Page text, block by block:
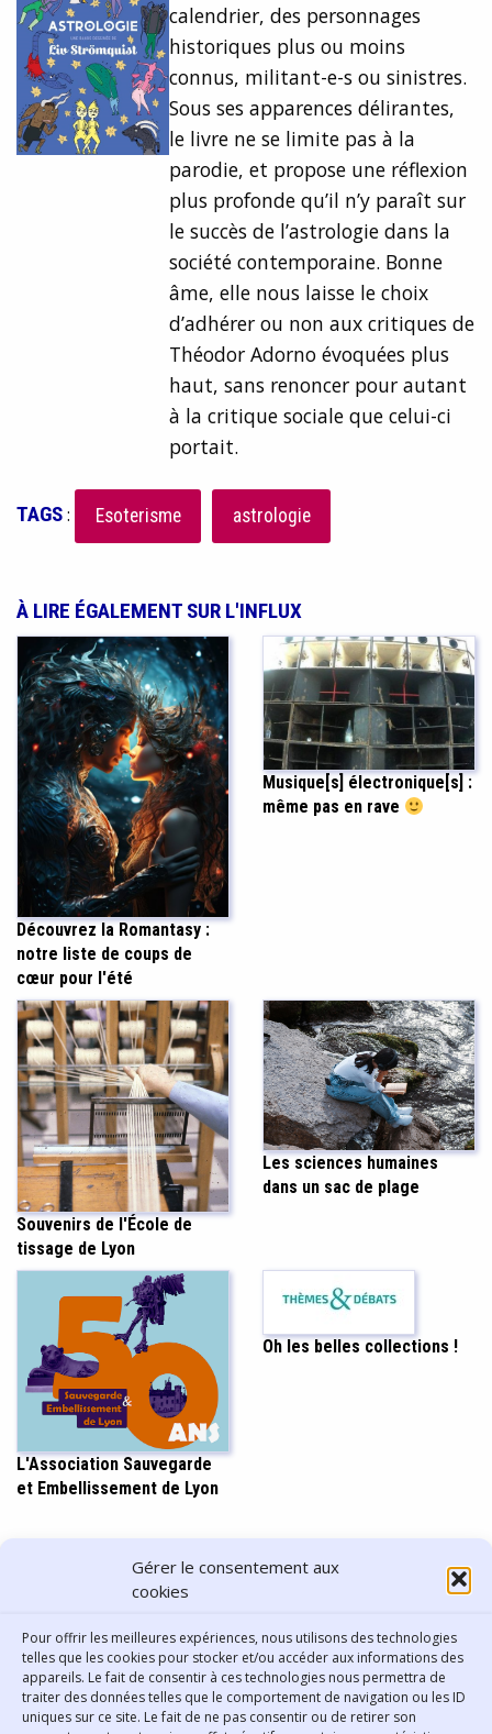
Gérer le consentement aux
cookies
Pour offrir les meilleures expériences, nous utilisons des technologies
telles que les cookies pour stocker et/ou accéder aux informations des
appareils. Le fait de consentir à ces technologies nous permettra de
traiter des données telles que le comportement de navigation ou les ID
uniques sur ce site. Le fait de ne pas consentir ou de retirer son
calendrier, des personnages
historiques plus ou moins
connus, militant-e-s ou sinistres.
Sous ses apparences délirantes,
le livre ne se limite pas à la
parodie, et propose une réflexion
plus profonde qu’il n’y paraît sur
le succès de l’astrologie dans la
société contemporaine. Bonne
âme, elle nous laisse le choix
d’adhérer ou non aux critiques de
Théodor Adorno évoquées plus
haut, sans renoncer pour autant
à la critique sociale que celui-ci
portait.
TAGS: Esoterisme astrologie
À LIRE ÉGALEMENT SUR L'INFLUX
Découvrez la Romantasy :
notre liste de coups de
cœur pour l'été
Musique[s] électronique[s] :
même pas en rave
Souvenirs de l'École de
tissage de Lyon
Les sciences humaines
dans un sac de plage
L'Association Sauvegarde
et Embellissement de Lyon
Oh les belles collections !
PARTAGER CET ARTICLE